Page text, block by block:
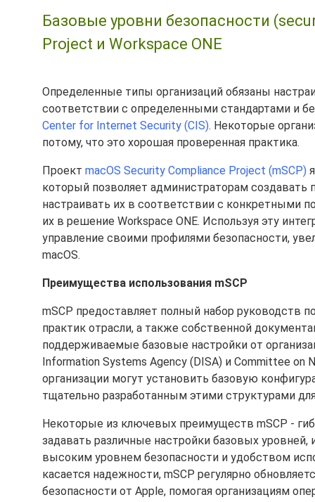
Базовые уровни безопасности
Project и Workspace ONE
Определенные типы организаций обязаны
соответствии с определенными стандартами и
Center for Internet Security (CIS). Некоторые
потому, что это хорошая проверенная практика.
Проект macOS Security Compliance Project (mSCP)
который позволяет администраторам создавать
настраивать их в соответствии с конкретными
их в решение Workspace ONE. Используя эту
управление своими профилями безопасности,
macOS.
Преимущества использования mSCP
mSCP предоставляет полный набор руководств
практик отрасли, а также собственной
поддерживаемые базовые настройки от
Information Systems Agency (DISA) и Committee on
организации могут установить базовую
тщательно разработанным этими структурами
Некоторые из ключевых преимуществ mSCP -
задавать различные настройки базовых
высоким уровнем безопасности и удобством
касается надежности, mSCP регулярно
безопасности от Apple, помогая организациям